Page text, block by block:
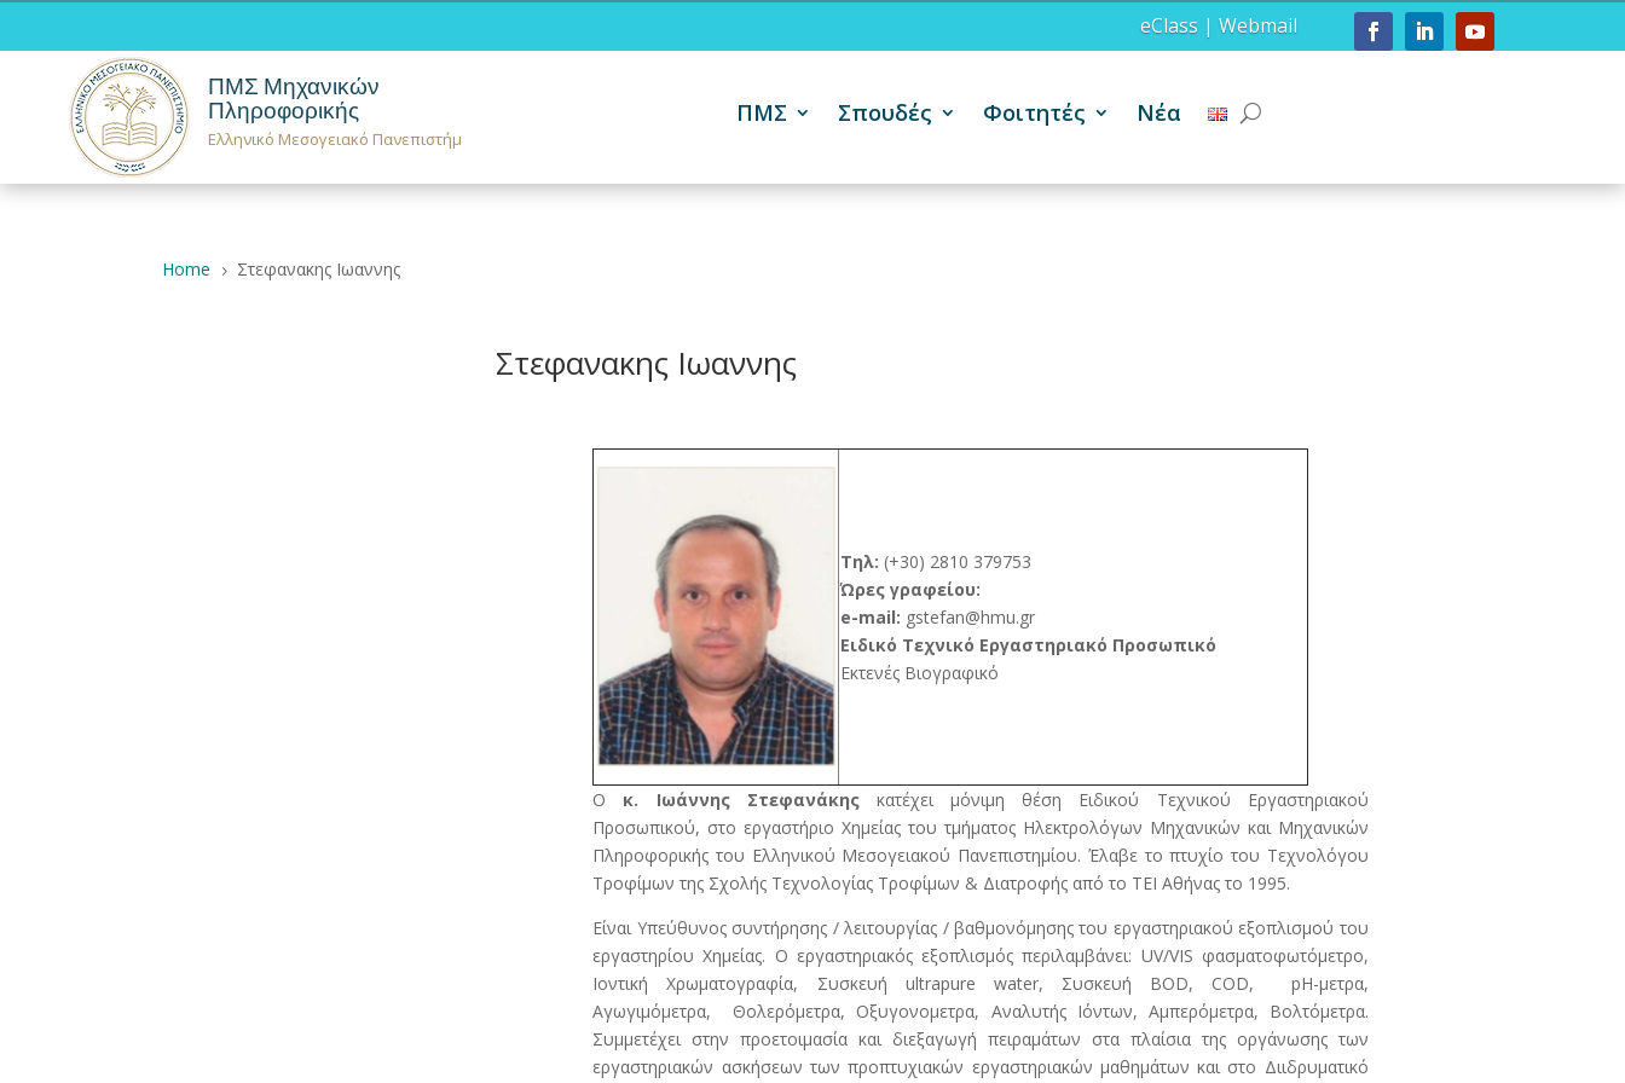
eClass | Webmail
ΠΜΣ Μηχανικών
Πληροφορικής
Ελληνικό Μεσογειακό Πανεπιστήμιο
ΠΜΣ Σπουδές Φοιτητές Νέα
Home 5 Στεφανακης Ιωαννης
Στεφανακης Ιωαννης
Τηλ: (+30) 2810 379753
Ώρες γραφείου:
e-mail: gstefan@hmu.gr
Eιδικό Τεχνικό Εργαστηριακό Προσωπικό
Εκτενές Βιογραφικό
Ο κ. Ιωάννης Στεφανάκηςκατέχει μόνιμη θέση Ειδικού Τεχνικού Εργαστηριακού
Προσωπικού, στο εργαστήριο Χημείας του τμήματος Ηλεκτρολόγων Μηχανικών και Μηχανικών
Πληροφορικής του Ελληνικού Μεσογειακού Πανεπιστημίου. Έλαβε το πτυχίο του Τεχνολόγου
Τροφίμων της Σχολής Τεχνολογίας Τροφίμων & Διατροφής από το ΤΕΙ Αθήνας το 1995.
Είναι Υπεύθυνος συντήρησης / λειτουργίας / βαθμονόμησης του εργαστηριακού εξοπλισμού του
εργαστηρίου Χημείας. Ο εργαστηριακός εξοπλισμός περιλαμβάνει: UV/VIS φασματοφωτόμετρο,
Ιοντική Χρωματογραφία, Συσκευή ultrapure water, Συσκευή BOD, COD, pH-μετρα,
Αγωγιμόμετρα, Θολερόμετρα, Οξυγονομετρα, Αναλυτής Ιόντων, Αμπερόμετρα, Βολτόμετρα.
Συμμετέχει στην προετοιμασία και διεξαγωγή πειραμάτων στα πλαίσια της οργάνωσης των
εργαστηριακών ασκήσεων των προπτυχιακών εργαστηριακών μαθημάτων και στο Διιδρυματικό